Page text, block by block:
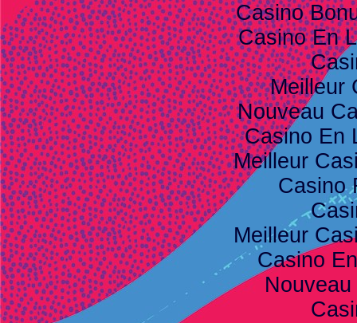
Casino
Casino En
Meilleur
Nouveau
Casino En
Meilleur
Casino
Meilleur
Casino